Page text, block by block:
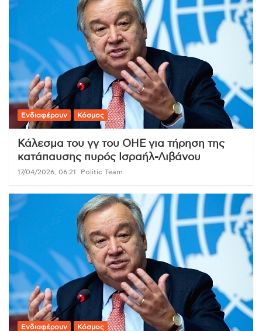
Ενδιαφέρουν Κόσμος
Κάλεσμα του γγ του ΟΗΕ για τήρηση της
κατάπαυσης πυρός Ισραήλ-Λιβάνου
17/04/2026, 06:21 Politic Team
Ενδιαφέρουν Κόσμος